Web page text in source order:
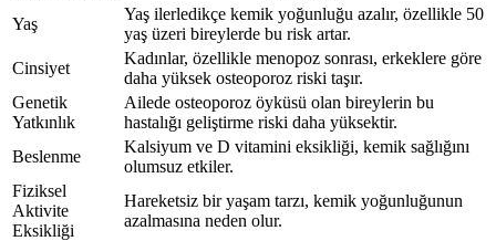
Yaş
Yaş ilerledikçe kemik yoğunluğu azalır, özellikle 50
yaş üzeri bireylerde bu risk artar.
Cinsiyet
Kadınlar, özellikle menopoz sonrası, erkeklere göre
daha yüksek osteoporoz riski taşır.
Genetik
Yatkınlık
Ailede osteoporoz öyküsü olan bireylerin bu
hastalığı geliştirme riski daha yüksektir.
Beslenme
Kalsiyum ve D vitamini eksikliği, kemik sağlığını
olumsuz etkiler.
Fiziksel
Aktivite
Eksikliği
Hareketsiz bir yaşam tarzı, kemik yoğunluğunun
azalmasına neden olur.